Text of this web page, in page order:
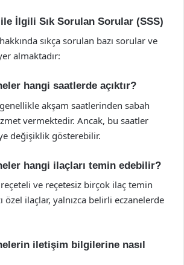
İlgili Sık Sorulan Sorular (SSS)
sıkça sorulan bazı sorular ve
almaktadır:
hangi saatlerde açıktır?
akşam saatlerinden sabah
vermektedir. Ancak, bu saatler
değişiklik gösterebilir.
hangi ilaçları temin edebilir?
ve reçetesiz birçok ilaç temin
özel ilaçlar, yalnızca belirli eczanelerde
iletişim bilgilerine nasıl